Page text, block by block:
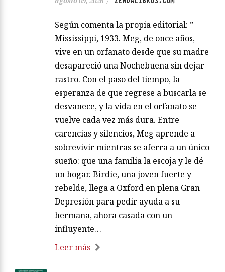
Según comenta la propia editorial: ”
Mississippi, 1933. Meg, de once años,
vive en un orfanato desde que su madre
desapareció una Nochebuena sin dejar
rastro. Con el paso del tiempo, la
esperanza de que regrese a buscarla se
desvanece, y la vida en el orfanato se
vuelve cada vez más dura. Entre
carencias y silencios, Meg aprende a
sobrevivir mientras se aferra a un único
sueño: que una familia la escoja y le dé
un hogar. Birdie, una joven fuerte y
rebelde, llega a Oxford en plena Gran
Depresión para pedir ayuda a su
hermana, ahora casada con un
influyente…
Leer más